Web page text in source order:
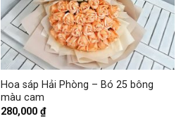
+
Hoa sáp Hải Phòng – Bó 25 bông
màu cam
280,000₫